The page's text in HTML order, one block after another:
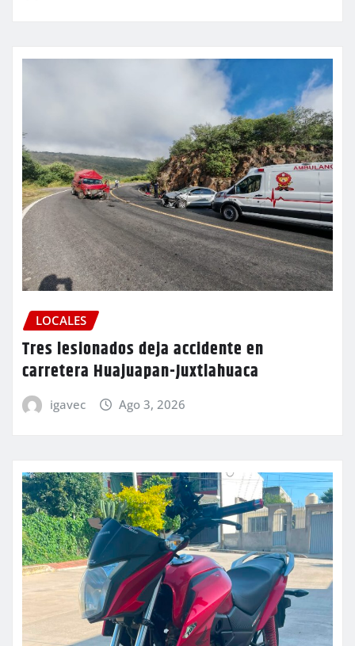
LOCALES
Tres lesionados deja accidente en
carretera Huajuapan-Juxtlahuaca
igavec Ago 3, 2026